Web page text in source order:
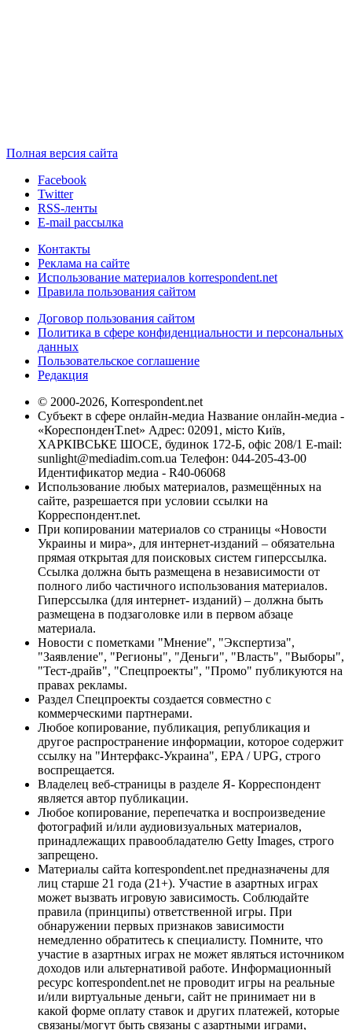
Полная версия сайта
Facebook
Twitter
RSS-ленты
E-mail рассылка
Контакты
Реклама на сайте
Использование материалов korrespondent.net
Правила пользования сайтом
Договор пользования сайтом
Политика в сфере конфиденциальности и персональных
данных
Пользовательское соглашение
Редакция
© 2000-2026, Korrespondent.net
Субъект в сфере онлайн-медиа Название онлайн-медиа -
«КореспонденТ.net» Адрес: 02091, місто Київ,
ХАРКІВСЬКЕ ШОСЕ, будинок 172-Б, офіс 208/1 E-mail:
sunlight@mediadim.com.ua Телефон: 044-205-43-00
Идентификатор медиа - R40-06068
Использование любых материалов, размещённых на
сайте, разрешается при условии ссылки на
Корреспондент.net.
При копировании материалов со страницы «Новости
Украины и мира», для интернет-изданий – обязательна
прямая открытая для поисковых систем гиперссылка.
Ссылка должна быть размещена в независимости от
полного либо частичного использования материалов.
Гиперссылка (для интернет- изданий) – должна быть
размещена в подзаголовке или в первом абзаце
материала.
Новости с пометками "Мнение", "Экспертиза",
"Заявление", "Регионы", "Деньги", "Власть", "Выборы",
"Тест-драйв", "Спецпроекты", "Промо" публикуются на
правах рекламы.
Раздел Спецпроекты создается совместно с
коммерческими партнерами.
Любое копирование, публикация, републикация и
другое распространение информации, которое содержит
ссылку на "Интерфакс-Украина", EPA / UPG, строго
воспрещается.
Владелец веб-страницы в разделе Я- Корреспондент
является автор публикации.
Любое копирование, перепечатка и воспроизведение
фотографий и/или аудиовизуальных материалов,
принадлежащих правообладателю Getty Images, строго
запрещено.
Материалы сайта korrespondent.net предназначены для
лиц старше 21 года (21+). Участие в азартных играх
может вызвать игровую зависимость. Соблюдайте
правила (принципы) ответственной игры. При
обнаружении первых признаков зависимости
немедленно обратитесь к специалисту. Помните, что
участие в азартных играх не может являться источником
доходов или альтернативой работе. Информационный
ресурс korrespondent.net не проводит игры на реальные
и/или виртуальные деньги, сайт не принимает ни в
какой форме оплату ставок и других платежей, которые
связаны/могут быть связаны с азартными играми,